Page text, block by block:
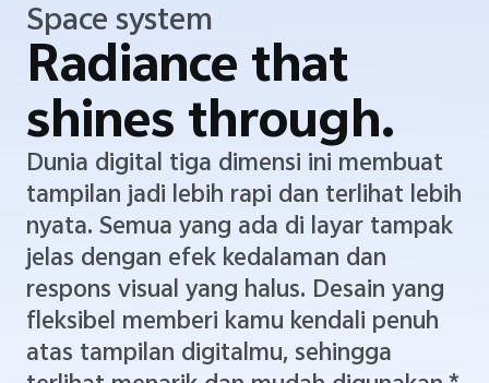
Space system
Radiance that
shines through.
Dunia digital tiga dimensi ini membuat
tampilan jadi lebih rapi dan terlihat lebih
nyata. Semua yang ada di layar tampak
jelas dengan efek kedalaman dan
respons visual yang halus. Desain yang
fleksibel memberi kamu kendali penuh
atas tampilan digitalmu, sehingga